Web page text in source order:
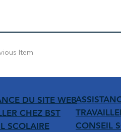
Item
DU SITE WEB
CHEZ BST
SCOLAIRE
CONSEIL